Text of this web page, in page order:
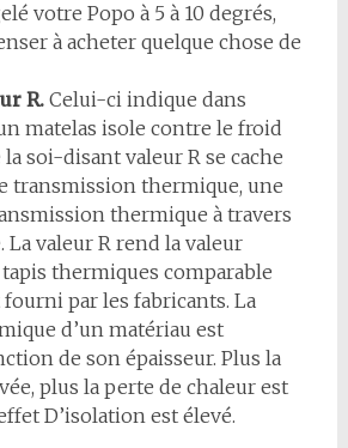
votre Popo à 5 à 10 degrés,
à acheter quelque chose de
R.Celui-ci indique dans
matelas isole contre le froid
soi-disant valeur R se cache
transmission thermique, une
thermique à travers
La valeur R rend la valeur
thermiques comparable
par les fabricants. La
d’un matériau est
de son épaisseur. Plus la
plus la perte de chaleur est
D’isolation est élevé.